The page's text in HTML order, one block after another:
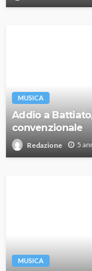
MUSICA
Addio a
convenzionale
Redazione 5
MUSICA